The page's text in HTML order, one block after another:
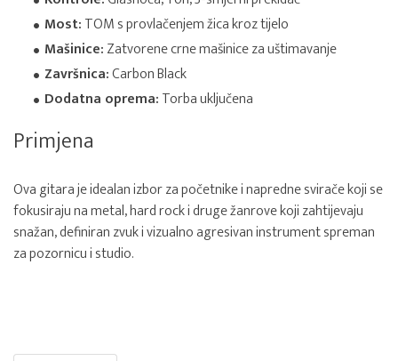
Most:TOM s provlačenjem žica kroz tijelo
Mašinice:Zatvorene crne mašinice za uštimavanje
Završnica:Carbon Black
Dodatna oprema:Torba uključena
Primjena
Ova gitara je idealan izbor za početnike i napredne svirače koji se
fokusiraju na metal, hard rock i druge žanrove koji zahtijevaju
snažan, definiran zvuk i vizualno agresivan instrument spreman
za pozornicu i studio.